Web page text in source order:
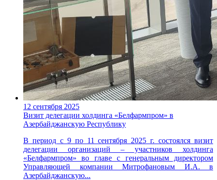
12 сентября 2025
Визит делегации холдинга «Белфармпром» в
Азербайджанскую Республику
В период с 9 по 11 сентября 2025 г. состоялся визит
делегации организаций – участников холдинга
«Белфармпром» во главе с генеральным директором
Управляющей компании Митрофановым И.А. в
Азербайджанскую...